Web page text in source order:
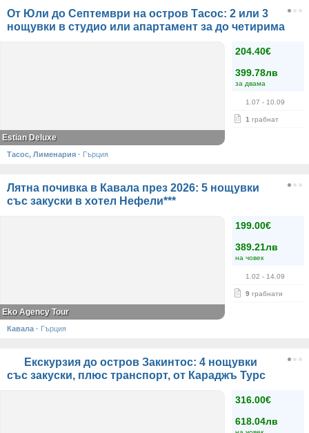
От Юли до Септември на остров Тасос: 2 или 3
нощувки в студио или апартамент за до четирима
204.40€
399.78лв
за двама
1.07 - 10.09
1 грабнат
Estian Deluxe
Тасос, Лименария · Гърция
Лятна почивка в Кавала през 2026: 5 нощувки
със закуски в хотел Нефели***
199.00€
389.21лв
на човек
1.02 - 14.09
9 грабнати
Eko Agency Tour
Кавала · Гърция
Екскурзия до остров Закинтос: 4 нощувки
със закуски, плюс транспорт, от Караджъ Турс
316.00€
618.04лв